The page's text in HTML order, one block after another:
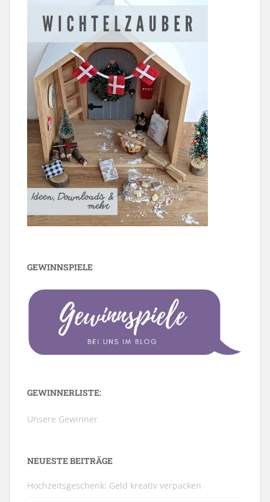
GEWINNSPIELE
GEWINNERLISTE:
Unsere Gewinner
NEUESTE BEITRÄGE
Hochzeitsgeschenk: Geld kreativ verpacken